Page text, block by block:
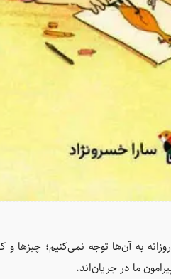
به آن‌ها توجه نمی‌کنیم؛ چیزها و
ما در جریان‌اند.